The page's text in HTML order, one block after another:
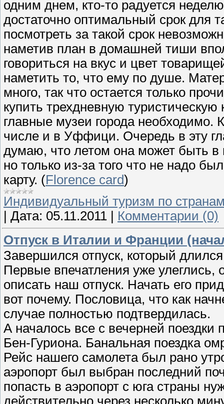
одним днем, кто-то радуется
достаточно оптимальный срок для
посмотреть за такой срок
наметив план в домашней тиши
говориться на вкус и цвет
наметить то, что ему по душе.
много, так что остается только
купить трехдневную
главные музеи города необходимо.
числе и в Уффици. Очередь в эту
думаю, что летом она может быть в
но только из-за того что не надо
карту. (Florence card)
Индивидуальный туризм по
Дата: 05.11.2011
Комментарии (0)
Отпуск в Италии и Франции
Завершился отпуск, который
Первые впечатления уже
описать наш отпуск. Начать его
вот почему. Пословица, что как
случае полностью подтвердилась.
А началось все с вечерней
Бен-Гуриона. Банальная поездка
Рейс нашего самолета был рано
аэропорт был выбран последний
попасть в аэропорт с юга страны
действительно через несколько